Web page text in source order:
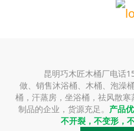
昆明巧木匠木桶厂电话
做、销售沐浴桶、木桶、泡澡
桶，汗蒸房，坐浴桶，祛风散
制品的企业，货源充足。 产品
不开裂，不变形，